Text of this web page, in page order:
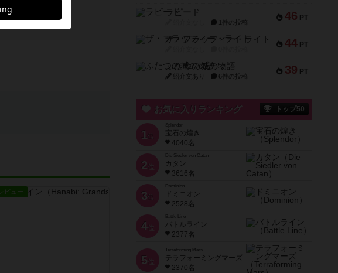
レビュー
46 PT
ラピード
1件の投稿
44 PT
ザ・フラッフィー・ライト
39 PT
ふたつの城の物語
紹介文あり 6件の投稿
お気に入りランキング トップ50
1 位
宝石の煌き
4040名
2 位
Die Siedler von Catan
カタン
3616名
3 位
ドミニオン
2528名
4位
Battle Line
バトルライン
2377名
5 位
Terraforming Mars
テラフォーミングマーズ
2370名